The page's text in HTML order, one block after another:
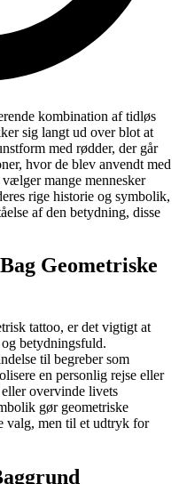
kombination af tidløs
sig langt ud over blot at
med rødder, der går
hvor de blev anvendt med
mange mennesker
rige historie og symbolik,
af den betydning, disse
Geometriske
tattoo, er det vigtigt at
betydningsfuld.
til begreber som
en personlig rejse eller
overvinde livets
gør geometriske
valg, men til et udtryk for